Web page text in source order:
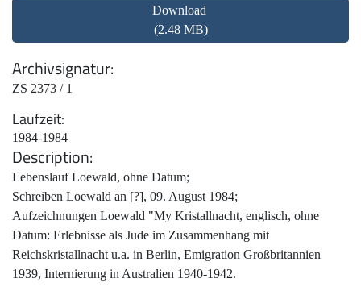
Download
(2.48 MB)
Archivsignatur
ZS 2373 / 1
Laufzeit
1984-1984
Description
Lebenslauf Loewald, ohne Datum;
Schreiben Loewald an [?], 09. August 1984;
Aufzeichnungen Loewald "My Kristallnacht, englisch, ohne
Datum: Erlebnisse als Jude im Zusammenhang mit
Reichskristallnacht u.a. in Berlin, Emigration Großbritannien
1939, Internierung in Australien 1940-1942.